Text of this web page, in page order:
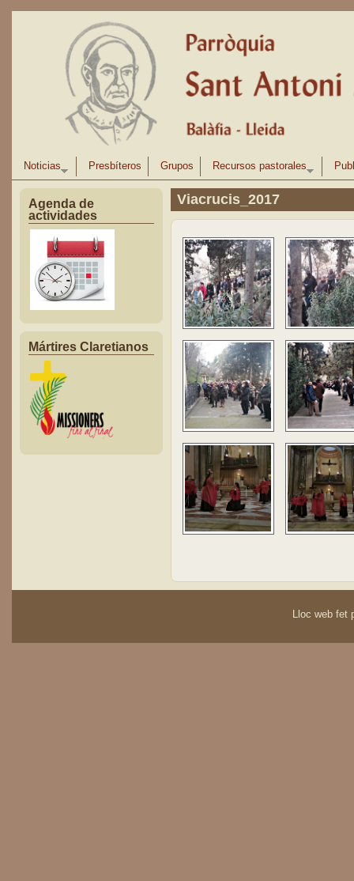
Pasar al contenido principal
Noticias Presbíteros Grupos Recursos pastorales
Agenda de
actividades
Mártires Claretianos
Viacrucis_2017
Lloc web fet